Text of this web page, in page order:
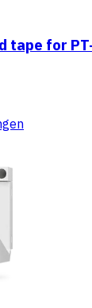
tape for